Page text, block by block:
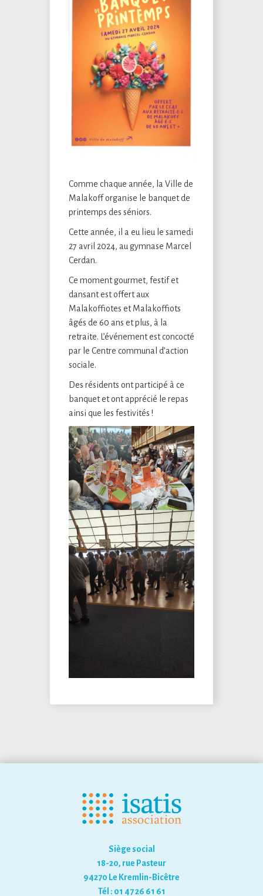
Comme chaque année, la Ville de
Malakoff organise le banquet de
printemps des séniors.
Cette année, il a eu lieu le samedi
27 avril 2024, au gymnase Marcel
Cerdan.
Ce moment gourmet, festif et
dansant est offert aux
Malakoffiotes et Malakoffiots
âgés de 60 ans et plus, à la
retraite. L’événement est concocté
par le Centre communal d’action
sociale.
Des résidents ont participé à ce
banquet et ont apprécié le repas
ainsi que les festivités !
Siège social
18-20, rue Pasteur
94270 Le Kremlin-Bicêtre
Tél : 01 47 26 61 61